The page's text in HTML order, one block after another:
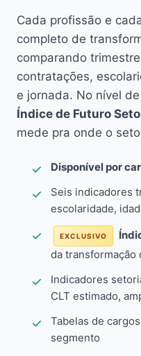
Cada profissão e
completo de
comparando
contratações,
e jornada. No nível
Índice de Futuro
mede pra onde o
Disponível por
Seis indicadores
escolaridade,
EXCLUSIVO
da transformação
Indicadores
CLT estimado,
Tabelas de
segmento